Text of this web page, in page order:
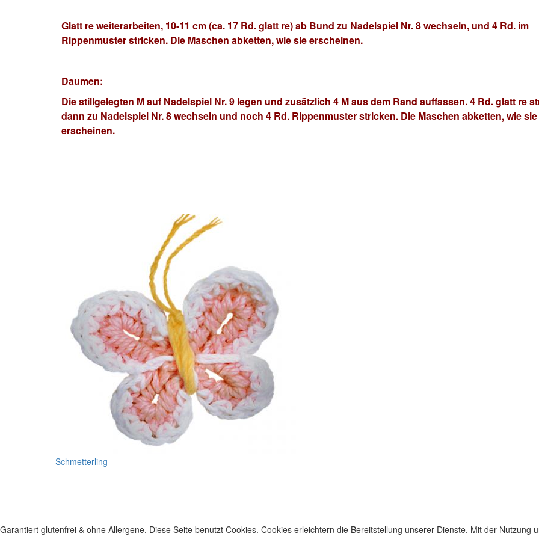
Glatt re weiterarbeiten, 10-11 cm (ca. 17 Rd. glatt re) ab Bund zu Nadelspiel Nr. 8 wechseln, und 4 Rd. im
Rippenmuster stricken. Die Maschen abketten, wie sie erscheinen.
Daumen:
Die stillgelegten M auf Nadelspiel Nr. 9 legen und zusätzlich 4 M aus dem Rand auffassen. 4 Rd. glatt re
dann zu Nadelspiel Nr. 8 wechseln und noch 4 Rd. Rippenmuster stricken. Die Maschen abketten, wie sie
erscheinen.
Schmetterling
Garantiert glutenfrei & ohne Allergene. Diese Seite benutzt Cookies. Cookies erleichtern die Bereitstellung unserer Dienste. Mit der